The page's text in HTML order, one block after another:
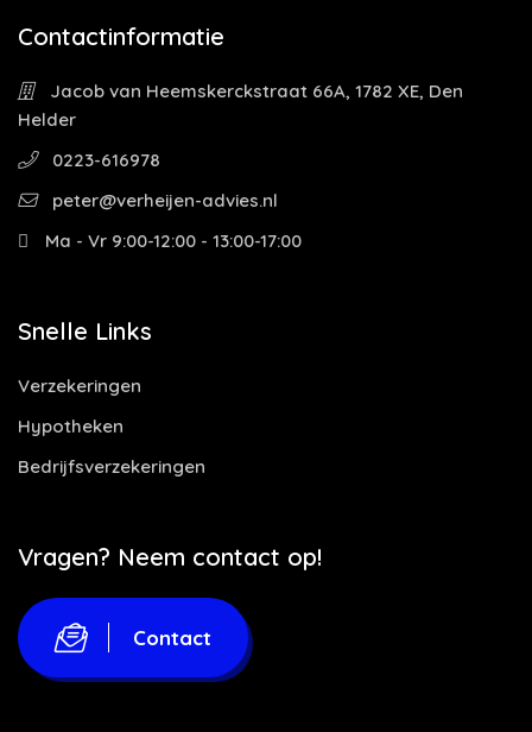
Contactinformatie
Jacob van Heemskerckstraat 66A, 1782 XE, Den
Helder
0223-616978
peter@verheijen-advies.nl
Ma - Vr 9:00-12:00 - 13:00-17:00
Snelle Links
Verzekeringen
Hypotheken
Bedrijfsverzekeringen
Vragen? Neem contact op!
Contact